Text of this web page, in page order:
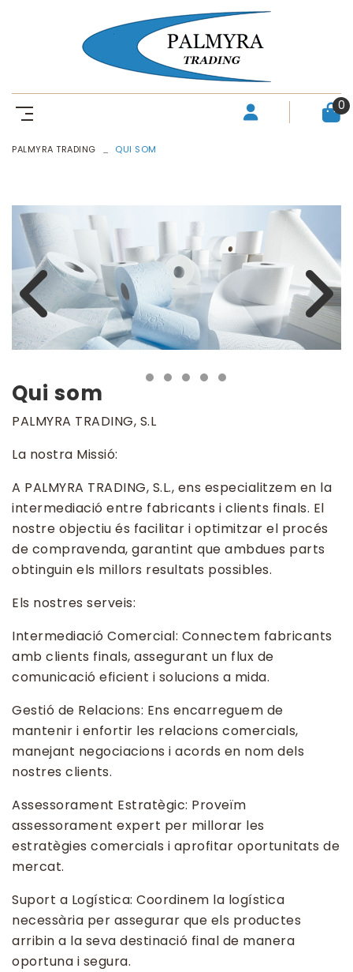
0
PALMYRA TRADING QUI SOM
Qui som
PALMYRA TRADING, S.L
La nostra Missió:
A PALMYRA TRADING, S.L., ens especialitzem en la
intermediació entre fabricants i clients finals. El
nostre objectiu és facilitar i optimitzar el procés
de compravenda, garantint que ambdues parts
obtinguin els millors resultats possibles.
Els nostres serveis:
Intermediació Comercial: Connectem fabricants
amb clients finals, assegurant un flux de
comunicació eficient i solucions a mida.
Gestió de Relacions: Ens encarreguem de
mantenir i enfortir les relacions comercials,
manejant negociacions i acords en nom dels
nostres clients.
Assessorament Estratègic: Proveïm
assessorament expert per millorar les
estratègies comercials i aprofitar oportunitats de
mercat.
Suport a Logística: Coordinem la logística
necessària per assegurar que els productes
arribin a la seva destinació final de manera
oportuna i segura.